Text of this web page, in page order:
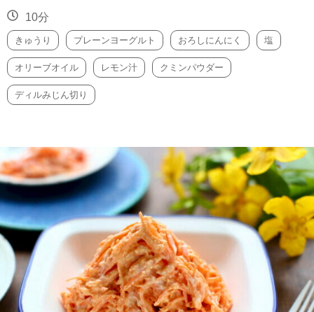
10分
きゅうり プレーンヨーグルト おろしにんにく 塩
オリーブオイル レモン汁 クミンパウダー
ディルみじん切り